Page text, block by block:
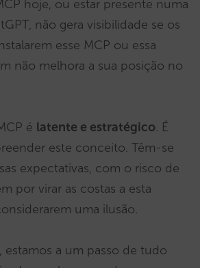
hoje, ou estar presente numa
não gera visibilidade se os
esse MCP ou essa
não melhora a sua posição no
é latente e estratégico. É
este conceito. Têm-se
expectativas, com o risco de
por virar as costas a esta
uma ilusão.
estamos a um passo de tudo